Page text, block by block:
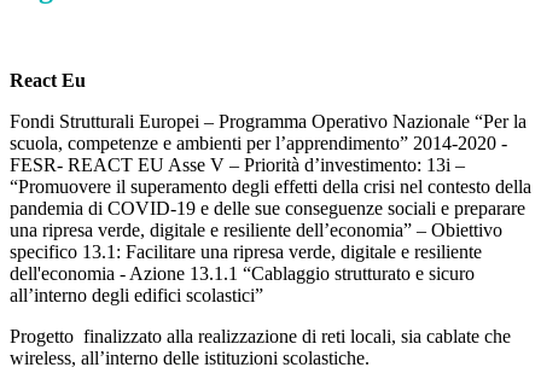
React Eu
Fondi Strutturali Europei – Programma Operativo Nazionale “Per la
scuola, competenze e ambienti per l’apprendimento” 2014-2020 -
FESR- REACT EU Asse V – Priorità d’investimento: 13i –
“Promuovere il superamento degli effetti della crisi nel contesto della
pandemia di COVID-19 e delle sue conseguenze sociali e preparare
una ripresa verde, digitale e resiliente dell’economia” – Obiettivo
specifico 13.1: Facilitare una ripresa verde, digitale e resiliente
dell'economia - Azione 13.1.1 “Cablaggio strutturato e sicuro
all’interno degli edifici scolastici”
Progetto finalizzato alla realizzazione di reti locali, sia cablate che
wireless, all’interno delle istituzioni scolastiche.